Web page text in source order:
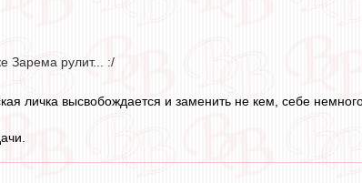
Зарема рулит... :/
личка высвобождается и заменить не кем, себе